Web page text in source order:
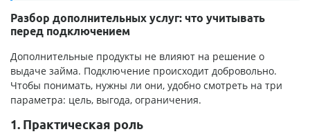
Разбор дополнительных услуг: что учитывать
перед подключением
Дополнительные продукты не влияют на решение о
выдаче займа. Подключение происходит добровольно.
Чтобы понимать, нужны ли они, удобно смотреть на три
параметра: цель, выгода, ограничения.
1. Практическая роль